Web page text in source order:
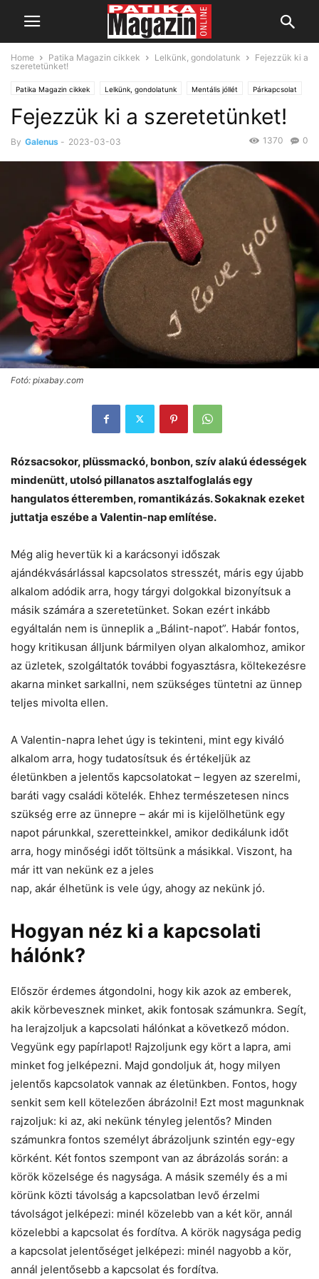
Home Patika Magazin cikkek Lelkünk, gondolatunk
Fejezzük ki a
szeretetünket!
Patika Magazin cikkek Lelkünk, gondolatunk Mentális jóllét Párkapcsolat
Fejezzük ki a szeretetünket!
By Galenus - 2023-03-03 0
1370
Fotó: pixabay.com
Rózsacsokor, plüssmackó, bonbon, szív alakú édességek
mindenütt, utolsó pillanatos asztalfoglalás egy
hangulatos étteremben, romantikázás. Sokaknak ezeket
juttatja eszébe a Valentin-nap említése.
Még alig hevertük ki a karácsonyi időszak
ajándékvásárlással kapcsolatos stresszét, máris egy újabb
alkalom adódik arra, hogy tárgyi dolgokkal bizonyítsuk a
másik számára a szeretetünket. Sokan ezért inkább
egyáltalán nem is ünneplik a „Bálint-napot”. Habár fontos,
hogy kritikusan álljunk bármilyen olyan alkalomhoz, amikor
az üzletek, szolgáltatók további fogyasztásra, költekezésre
akarna minket sarkallni, nem szükséges tüntetni az ünnep
teljes mivolta ellen.
A Valentin-napra lehet úgy is tekinteni, mint egy kiváló
alkalom arra, hogy tudatosítsuk és értékeljük az
életünkben a jelentős kapcsolatokat – legyen az szerelmi,
baráti vagy családi kötelék. Ehhez természetesen nincs
szükség erre az ünnepre – akár mi is kijelölhetünk egy
napot párunkkal, szeretteinkkel, amikor dedikálunk időt
arra, hogy minőségi időt töltsünk a másikkal. Viszont, ha
már itt van nekünk ez a jeles
nap, akár élhetünk is vele úgy, ahogy az nekünk jó.
Hogyan néz ki a kapcsolati
hálónk?
Először érdemes átgondolni, hogy kik azok az emberek,
akik körbevesznek minket, akik fontosak számunkra. Segít,
ha lerajzoljuk a kapcsolati hálónkat a következő módon.
Vegyünk egy papírlapot! Rajzoljunk egy kört a lapra, ami
minket fog jelképezni. Majd gondoljuk át, hogy milyen
jelentős kapcsolatok vannak az életünkben. Fontos, hogy
senkit sem kell kötelezően ábrázolni! Ezt most magunknak
rajzoljuk: ki az, aki nekünk tényleg jelentős? Minden
számunkra fontos személyt ábrázoljunk szintén egy-egy
körként. Két fontos szempont van az ábrázolás során: a
körök közelsége és nagysága. A másik személy és a mi
körünk közti távolság a kapcsolatban levő érzelmi
távolságot jelképezi: minél közelebb van a két kör, annál
közelebbi a kapcsolat és fordítva. A körök nagysága pedig
a kapcsolat jelentőséget jelképezi: minél nagyobb a kör,
annál jelentősebb a kapcsolat és fordítva.